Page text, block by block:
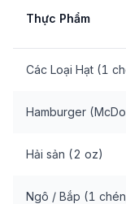
Thực Phẩm
Các Loại Hạt (1
Hamburger
Hải sản (2 oz)
Ngô / Bắp (1